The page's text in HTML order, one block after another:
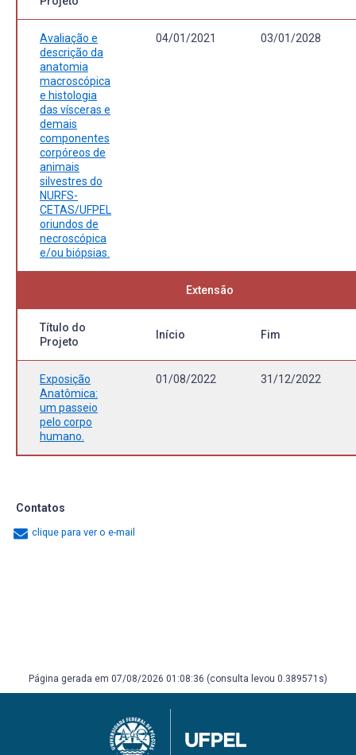
Avaliação e
descrição da
anatomia
macroscópica
e histologia
das vísceras e
demais
componentes
corpóreos de
animais
silvestres do
NURFS-
CETAS/UFPEL
oriundos de
necroscópica
e/ou biópsias.
04/01/2021 03/01/2028
Extensão
Título do
Projeto
Início Fim
Exposição
Anatômica:
um passeio
pelo corpo
humano.
01/08/2022 31/12/2022
Contatos
clique para ver o e-mail
Página gerada em 07/08/2026 01:08:36 (consulta levou 0.389571s)